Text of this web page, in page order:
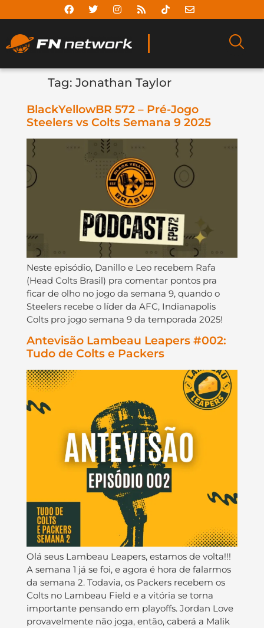
Tag: Jonathan Taylor
BlackYellowBR 572 – Pré-Jogo
Steelers vs Colts Semana 9 2025
Neste episódio, Danillo e Leo recebem Rafa
(Head Colts Brasil) pra comentar pontos pra
ficar de olho no jogo da semana 9, quando o
Steelers recebe o líder da AFC, Indianapolis
Colts pro jogo semana 9 da temporada 2025!
Antevisão Lambeau Leapers #002:
Tudo de Colts e Packers
Olá seus Lambeau Leapers, estamos de volta!!!
A semana 1 já se foi, e agora é hora de falarmos
da semana 2. Todavia, os Packers recebem os
Colts no Lambeau Field e a vitória se torna
importante pensando em playoffs. Jordan Love
provavelmente não joga, então, caberá a Malik